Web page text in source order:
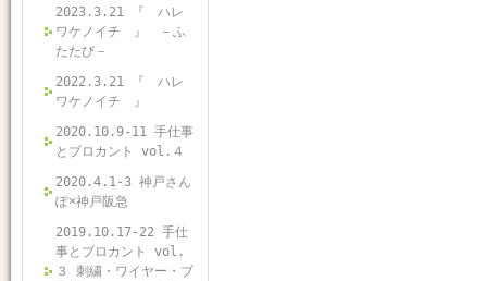
2023.3.21 『 ハレ
ワケノイチ 』 －ふ
たたび－
2022.3.21 『 ハレ
ワケノイチ 』
2020.10.9-11 手仕事
とブロカント vol.４
2020.4.1-3 神戸さん
ぽ×神戸阪急
2019.10.17-22 手仕
事とブロカント vol.
３ 刺繍・ワイヤー・ブ